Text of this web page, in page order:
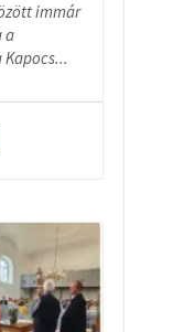
immár
a